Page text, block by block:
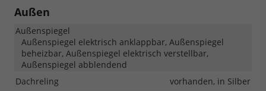
Außen
Außenspiegel
Außenspiegel elektrisch anklappbar, Außenspiegel
beheizbar, Außenspiegel elektrisch verstellbar,
Außenspiegel abblendend
Dachreling
vorhanden, in Silber